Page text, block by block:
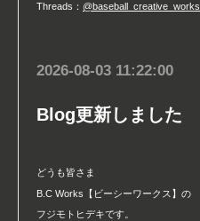
Threads： @baseball_creative_works
2026-08-03 11:22:00
Blog更新しました
どうも皆さま
B.C Works【ビーシーワークス】の
フジモトヒデキです。